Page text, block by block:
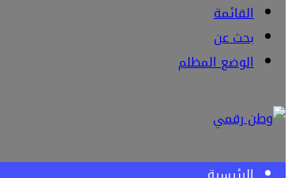
القائمة
بحث عن
الوضع المظلم